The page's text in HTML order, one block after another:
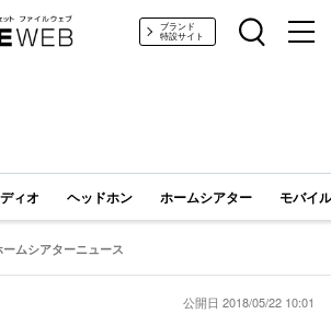
ーディオ/ガジェットブランド
特設サイト
ィオ ヘッドホン ホームシアター モバイ
ムシアターニュース
公開日 2018/05/22 10:01